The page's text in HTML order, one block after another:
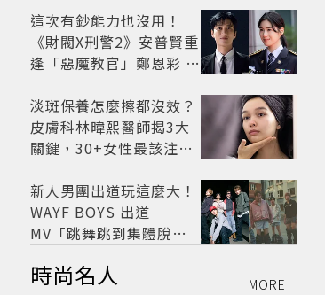
這次有鈔能力也沒用！
《財閥X刑警2》安普賢重
逢「惡魔教官」鄭恩彩 首
紅盤
淡斑保養怎麼擦都沒效？
皮膚科林暐熙醫師揭3大
關鍵，30+女性最該注意
新人男團出道玩這麼大！
WAYF BOYS 出道
MV「跳舞跳到集體脫
影片爆紅
時尚名人 MORE